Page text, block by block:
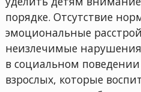
порядке. Отсутствие
эмоциональные
неизлечимые
в социальном
взрослых, которые